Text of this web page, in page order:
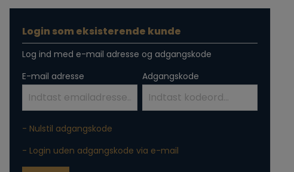
Login som eksisterende kunde
Log ind med e-mail adresse og adgangskode
E-mail adresse
Adgangskode
- Nulstil adgangskode
- Login uden adgangskode via e-mail